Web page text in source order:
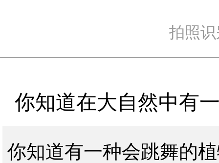
拍照
你知道在大自然中有
你知道有一种会跳舞的